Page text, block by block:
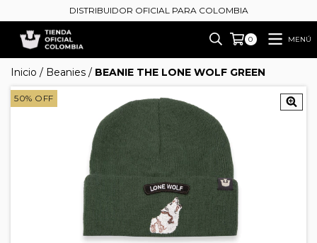
DISTRIBUIDOR OFICIAL PARA COLOMBIA
0 MENÚ
Inicio / Beanies / BEANIE THE LONE WOLF GREEN
50% OFF